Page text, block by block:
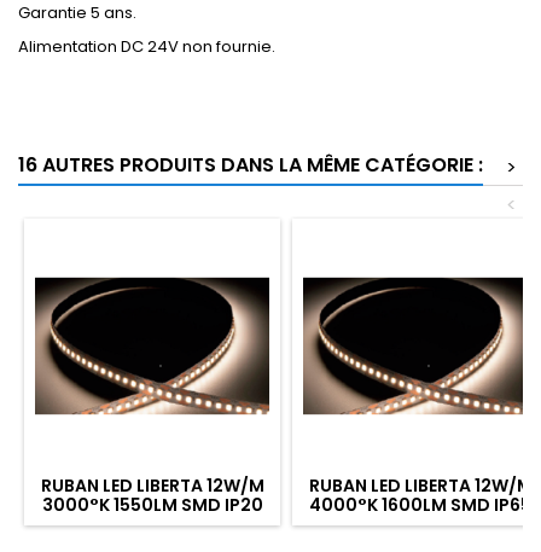
Garantie 5 ans.
Alimentation DC 24V non fournie.
16 AUTRES PRODUITS DANS LA MÊME CATÉGORIE :
>
<
RUBAN LED LIBERTA 12W/M
3000°K 1550LM SMD IP20
1M
RUBAN LED LIBERTA 12W/M
4000°K 1600LM SMD IP65
1M